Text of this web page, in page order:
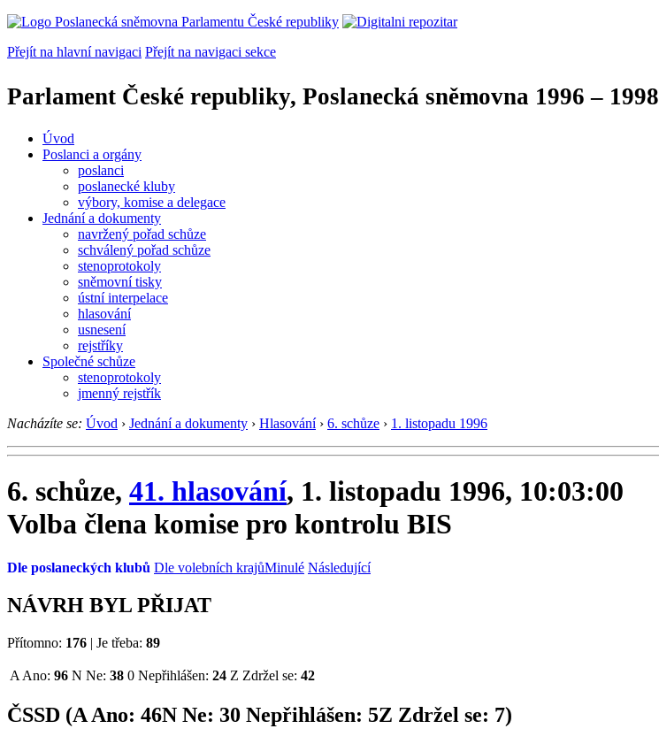
Přejít na hlavní navigaci Přejít na navigaci sekce
Parlament České republiky, Poslanecká sněmovna 1996 – 1998
Úvod
Poslanci a orgány
poslanci
poslanecké kluby
výbory, komise a delegace
Jednání a dokumenty
navržený pořad schůze
schválený pořad schůze
stenoprotokoly
sněmovní tisky
ústní interpelace
hlasování
usnesení
rejstříky
Společné schůze
stenoprotokoly
jmenný rejstřík
Nacházíte se: Úvod › Jednání a dokumenty › Hlasování › 6. schůze › 1. listopadu 1996
6. schůze, 41. hlasování, 1. listopadu 1996, 10:03:00
Volba člena komise pro kontrolu BIS
Dle poslaneckých klubů Dle volebních krajůMinulé Následující
NÁVRH BYL PŘIJAT
Přítomno: 176 | Je třeba: 89
A Ano: 96 N Ne: 38 0 Nepřihlášen: 24 Z Zdržel se: 42
ČSSD (AAno: 46N Ne: 30 Nepřihlášen: 5Z Zdržel se: 7)